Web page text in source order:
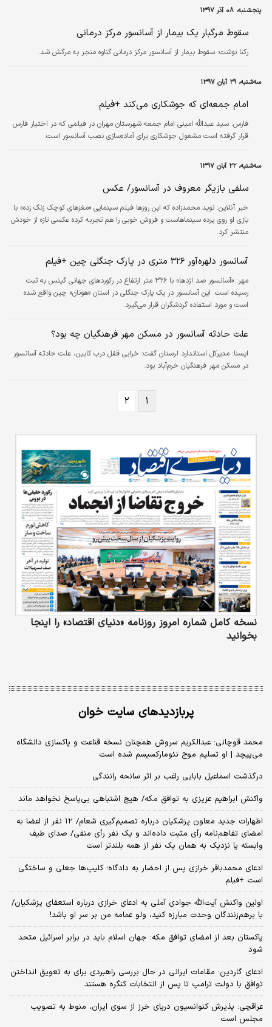
پنجشنبه، ۰۸ آذر ۱۳۹۷
سقوط مرگبار یک بیمار از آسانسور مرکز درمانی
رکنا نوشت: سقوط بیمار از آسانسور مرکز درمانی گناوه منجر به مرگش شد.
سه‌شنبه، ۲۹ آبان ۱۳۹۷
امام جمعه‌ای که جوشکاری می‌کند +فیلم
فارس: سید عبدالله امینی امام جمعه شهرستان مهران در فیلمی که در اختیار فارس
قرار گرفته است مشغول جوشکاری برای آماده‌سازی نصب آسانسور است.
سه‌شنبه، ۲۲ آبان ۱۳۹۷
سلفی بازیگر معروف در آسانسور/ عکس
خبر آنلاین: نوید محمدزاده که این روزها فیلم سینمایی «مغزهای کوچک زنگ زده» با
بازی او روی پرده سینماهاست و فروش خوبی را هم تجربه کرده عکسی تازه از خودش
منتشر کرد.
آسانسور دلهره‌آور ۳۲۶ متری در پارک جنگلی چین +فیلم
مهر:
«آسانسور صد اژدها» با ۳۲۶ متر ارتفاع در رکوردهای جهانی گینس به ثبت
رسیده است. این آسانسور در یک پارک جنگلی در استان «هونان» چین واقع شده
است و مورد استفاده گردشگران قرار می‌گیرد.
علت حادثه آسانسور در مسکن مهر فرهنگیان چه بود؟
ايسنا: مدیرکل استاندارد لرستان گفت: خرابی قفل درب کابین، علت حادثه آسانسور
در مسکن مهر فرهنگیان خرم‌آباد بود.
۱ ۲
نسخه کامل شماره امروز روزنامه «دنیای‌ اقتصاد» را اینجا
بخوانید
پربازدیدهای سایت خوان
محمد قوچانی: عبدالکریم سروش همچنان نسخه قناعت و پاکسازی دانشگاه
می‌پیچد | او تسلیم موج نئومارکسیسم شده است
درگذشت اسماعیل بابایی راغب بر اثر سانحه رانندگی
واکنش ابراهیم عزیزی به توافق مکه/ هیچ اشتباهی بی‌پاسخ نخواهد ماند
اظهارات جدید معاون پزشکیان درباره تصمیم‌گیری شعام/ ۱۲ نفر از اعضا به
امضای تفاهم‌نامه رأی مثبت داده‌اند و یک نفر رأی منفی/ صدای طیف
وابسته یا نزدیک به همان یک نفر از همه بلندتر است
ادعای محمدباقر خرازی پس از احضار به دادگاه؛ کلیپ‌ها جعلی و ساختگی
است +فیلم
اولین واکنش آیت‌الله جوادی آملی به ادعای خرازی درباره استعفای پزشکیان/
با برهم‌زنندگان وحدت مبارزه کنید، ولو عمامه من بر سر او باشد!
پاکستان بعد از امضای توافق مکه: جهان اسلام باید در برابر اسرائیل متحد
شود
ادعای گاردین: مقامات ایرانی در حال بررسی راهبردی برای به تعویق انداختن
توافق با دولت ترامپ تا پس از انتخابات کنگره هستند
عراقچی: پذیرش کنوانسیون دریای خرز از سوی ایران، منوط به تصویب
مجلس است